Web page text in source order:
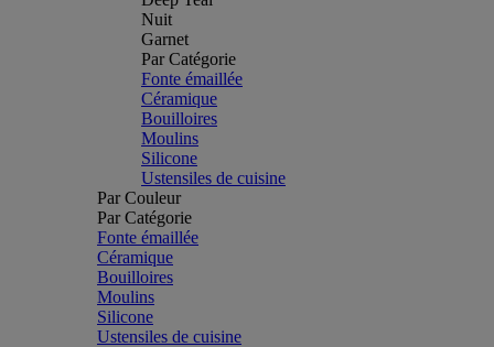
Nuit
Garnet
Par Catégorie
Fonte émaillée
Céramique
Bouilloires
Moulins
Silicone
Ustensiles de cuisine
Par Couleur
Par Catégorie
Fonte émaillée
Céramique
Bouilloires
Moulins
Silicone
Ustensiles de cuisine